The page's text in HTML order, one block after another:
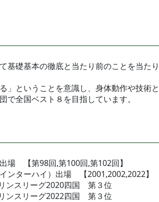
基礎基本の徹底と当たり前のことを当た
」ということを意識し、身体動作や技術
で全国ベスト８を目指しています。
場 【第98回,第100回,第102回】
ンターハイ）出場 【2001,2002,2022】
ンスリーグ2020四国 第３位
ンスリーグ2022四国 第３位